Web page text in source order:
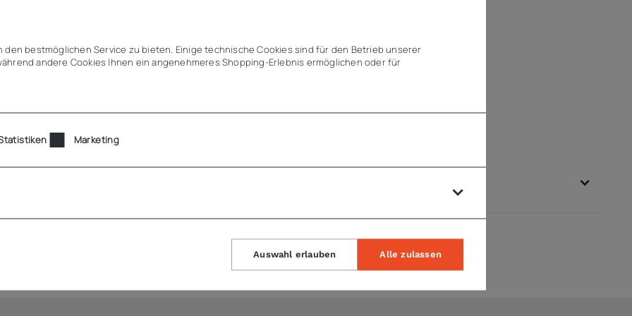
einsetzbar auf Induktion, Ceran, Elektro & Gas
bis in alle Ecken & Ränder
gegenüber runden Töpfen
Einsatz
spülmaschinentauglich
den bestmöglichen Service zu bieten. Einige technische Cookies sind für den Betrieb unserer
andere Cookies Ihnen ein angenehmeres Shopping-Erlebnis ermöglichen oder für
Marketing
Auswahl erlauben Alle zulassen